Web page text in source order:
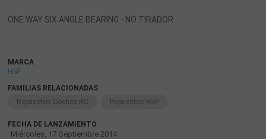
ONE WAY SIX ANGLE BEARING - NO TIRADOR
MARCA
HSP
FAMILIAS RELACIONADAS
Repuestos Coches RC
Repuestos HSP
FECHA DE LANZAMIENTO
Miércoles, 17 Septiembre 2014